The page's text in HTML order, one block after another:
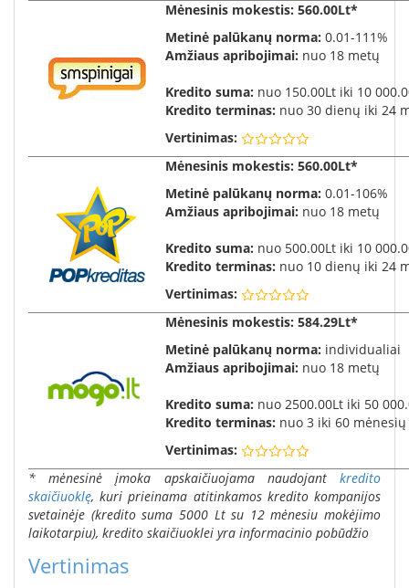
Mėnesinis mokestis: 560.00Lt*
Metinė palūkanų norma: 0.01-111%
Amžiaus apribojimai: nuo 18 metų
Kredito suma: nuo 150.00Lt iki 10
Kredito terminas: nuo 30 dienų iki 24
Vertinimas:
Mėnesinis mokestis: 560.00Lt*
Metinė palūkanų norma: 0.01-106%
Amžiaus apribojimai: nuo 18 metų
Kredito suma: nuo 500.00Lt iki 10
Kredito terminas: nuo 10 dienų iki 24
Vertinimas:
Mėnesinis mokestis: 584.29Lt*
Metinė palūkanų norma: individualiai
Amžiaus apribojimai: nuo 18 metų
Kredito suma: nuo 2500.00Lt iki 50
Kredito terminas: nuo 3 iki 60 mėnesių
Vertinimas:
* mėnesinė įmoka apskaičiuojama naudojant kredito
skaičiuoklę, kuri prieinama atitinkamos kredito kompanijos
svetainėje (kredito suma 5000 Lt su 12 mėnesiu mokėjimo
laikotarpiu), kredito skaičiuoklei yra informacinio pobūdžio
Vertinimas